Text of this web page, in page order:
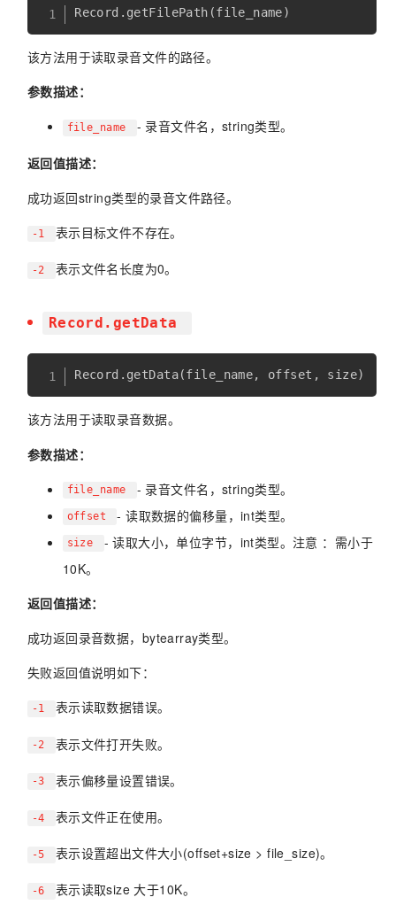
Record . getFilePath (file_name)
该方法用于读取录音文件的路径。
参数描述：
file_name - 录音文件名，string类型。
返回值描述：
成功返回string类型的录音文件路径。
-1 表示目标文件不存在。
-2 表示文件名长度为0。
Record.getData
Record . getData(file_name, offset , size)
该方法用于读取录音数据。
参数描述：
file_name - 录音文件名，string类型。
offset - 读取数据的偏移量，int类型。
size
- 读取大小，单位字节，int类型。注意 ：需小于
10K。
返回值描述：
成功返回录音数据，bytearray类型。
失败返回值说明如下：
-1 表示读取数据错误。
-2 表示文件打开失败。
-3 表示偏移量设置错误。
-4 表示文件正在使用。
-5 表示设置超出文件大小(offset+size > file_size)。
-6 表示读取size 大于10K。